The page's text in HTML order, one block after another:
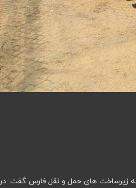
زیرساخت های حمل و نقل فارس گفت: